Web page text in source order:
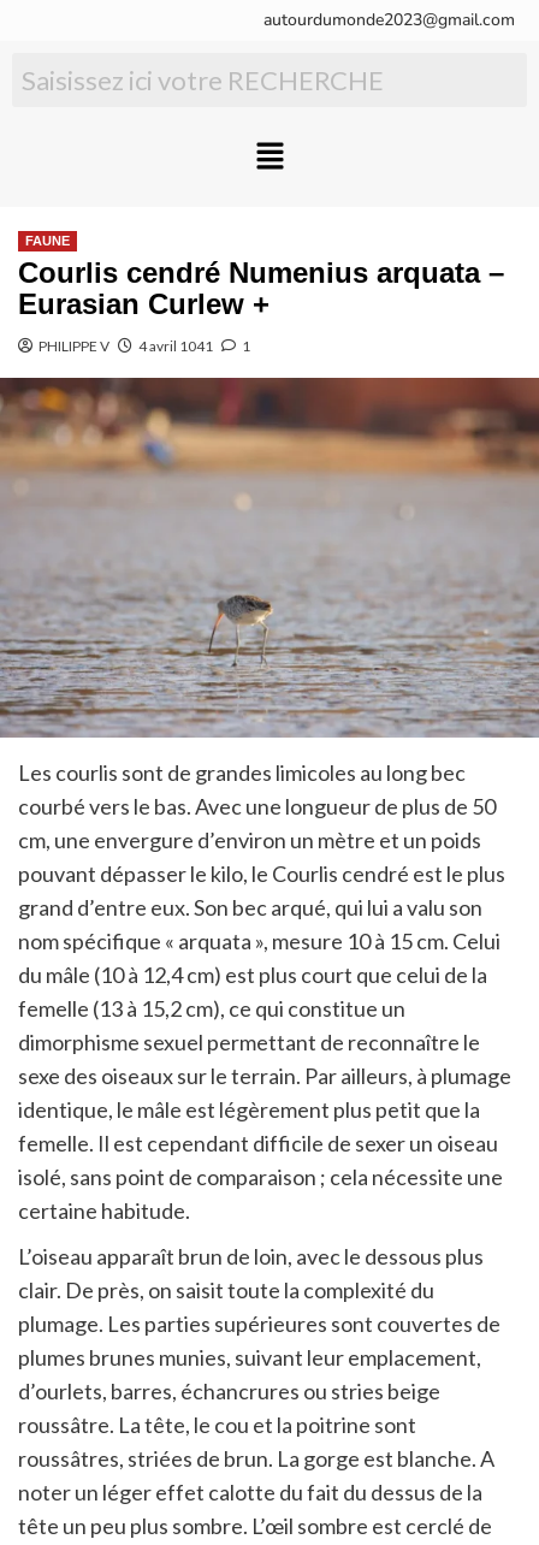
autourdumonde2023@gmail.com
FAUNE
Courlis cendré Numenius arquata –
Eurasian Curlew +
PHILIPPE V 4 avril 1041 1
Les courlis sont de grandes limicoles au long bec
courbé vers le bas. Avec une longueur de plus de 50
cm, une envergure d’environ un mètre et un poids
pouvant dépasser le kilo, le Courlis cendré est le plus
grand d’entre eux. Son bec arqué, qui lui a valu son
nom spécifique « arquata », mesure 10 à 15 cm. Celui
du mâle (10 à 12,4 cm) est plus court que celui de la
femelle (13 à 15,2 cm), ce qui constitue un
dimorphisme sexuel permettant de reconnaître le
sexe des oiseaux sur le terrain. Par ailleurs, à plumage
identique, le mâle est légèrement plus petit que la
femelle. Il est cependant difficile de sexer un oiseau
isolé, sans point de comparaison ; cela nécessite une
certaine habitude.
L’oiseau apparaît brun de loin, avec le dessous plus
clair. De près, on saisit toute la complexité du
plumage. Les parties supérieures sont couvertes de
plumes brunes munies, suivant leur emplacement,
d’ourlets, barres, échancrures ou stries beige
roussâtre. La tête, le cou et la poitrine sont
roussâtres, striées de brun. La gorge est blanche. A
noter un léger effet calotte du fait du dessus de la
tête un peu plus sombre. L’œil sombre est cerclé de